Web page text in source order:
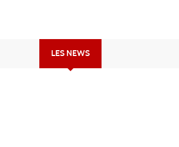
LES NEWS